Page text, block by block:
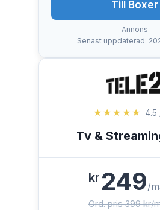
Till Boxer
Annons
Senast uppdaterad:
★★★★★ 4.5
Tv &
kr 249/
Ord. pris 399 kr/